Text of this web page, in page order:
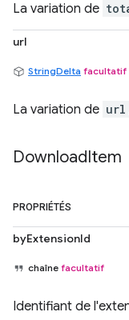
La variation de
url
StringDelta facultatif
La variation de url
DownloadItem
PROPRIÉTÉS
byExtensionId
chaîne facultatif
Identifiant de